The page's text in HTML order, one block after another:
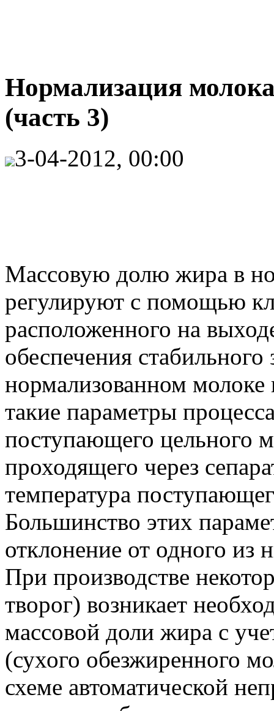
Нормализация
(часть 3)
3-04-2012, 00:00
Массовую долю жира в
регулируют с помощью
расположенного на
обеспечения
нормализованном молоке
такие параметры
поступающего цельного
проходящего через
температура
Большинство этих
отклонение от одного из
При производстве
творог) возникает
массовой доли жира с
(сухого обезжиренного
схеме автоматической